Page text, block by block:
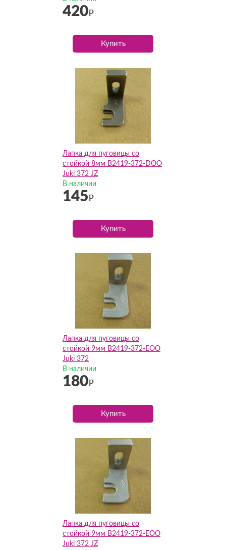
420Р
Купить
Лапка для пуговицы со
стойкой 8мм B2419-372-DOO
Juki 372 JZ
В наличии
145Р
Купить
Лапка для пуговицы со
стойкой 9мм B2419-372-EOO
Juki 372
В наличии
180Р
Купить
Лапка для пуговицы со
стойкой 9мм B2419-372-EOO
Juki 372 JZ